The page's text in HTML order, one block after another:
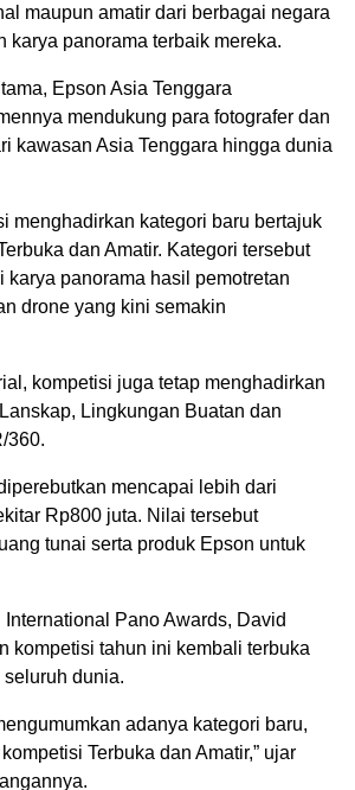
maupun amatir dari berbagai negara
karya panorama terbaik mereka.
Epson Asia Tenggara
mendukung para fotografer dan
kawasan Asia Tenggara hingga dunia
menghadirkan kategori baru bertajuk
dan Amatir. Kategori tersebut
karya panorama hasil pemotretan
drone yang kini semakin
kompetisi juga tetap menghadirkan
Lingkungan Buatan dan
360.
mencapai lebih dari
Rp800 juta. Nilai tersebut
tunai serta produk Epson untuk
International Pano Awards, David
kompetisi tahun ini kembali terbuka
seluruh dunia.
adanya kategori baru,
Terbuka dan Amatir,” ujar